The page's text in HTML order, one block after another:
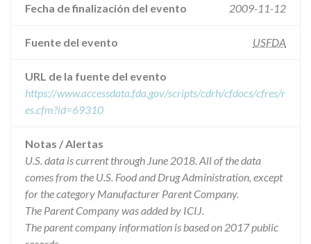
Fecha de finalización del evento 2009-11-12
Fuente del evento USFDA
URL de la fuente del evento
https://www.accessdata.fda.gov/scripts/cdrh/cfdocs/cfres/r
es.cfm?id=69310
Notas / Alertas
U.S. data is current through June 2018. All of the data
comes from the U.S. Food and Drug Administration, except
for the category Manufacturer Parent Company.
The Parent Company was added by ICIJ.
The parent company information is based on 2017 public